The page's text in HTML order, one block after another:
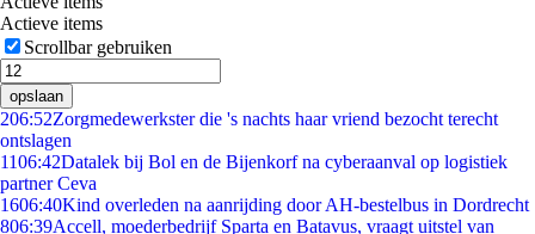
Actieve items
Scrollbar gebruiken
opslaan
206:52Zorgmedewerkster die 's nachts haar vriend bezocht terecht
ontslagen
1106:42Datalek bij Bol en de Bijenkorf na cyberaanval op logistiek
partner Ceva
1606:40Kind overleden na aanrijding door AH-bestelbus in Dordrecht
806:39Accell, moederbedrijf Sparta en Batavus, vraagt uitstel van